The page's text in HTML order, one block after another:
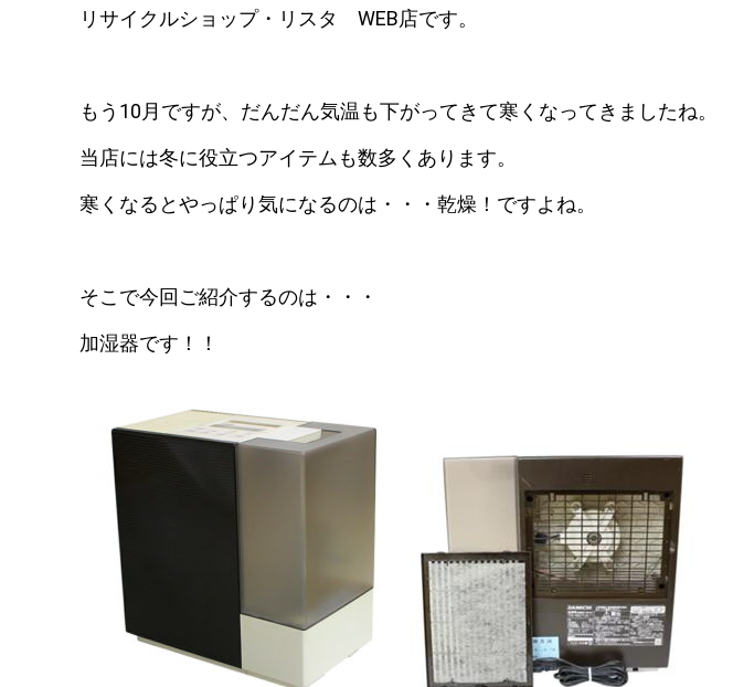
リサイクルショップ・リスタ WEB店です。
もう10月ですが、だんだん気温も下がってきて寒くなってきましたね。
当店には冬に役立つアイテムも数多くあります。
寒くなるとやっぱり気になるのは・・・乾燥！ですよね。
そこで今回ご紹介するのは・・・
加湿器です！！